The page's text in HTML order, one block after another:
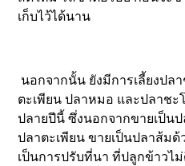
เก็บไว้ได้นาน
นอกจากนั้น ยังมีการเลี้ยงปล
ตะเพียน ปลาหมอ และปลาชะ
ปลายปีนี้ ซึ่งนอกจากขายเป็น
ปลาตะเพียน ขายเป็นปลาส้ม
เป็นการปรับที่นา ที่ปลูกข้าวไ